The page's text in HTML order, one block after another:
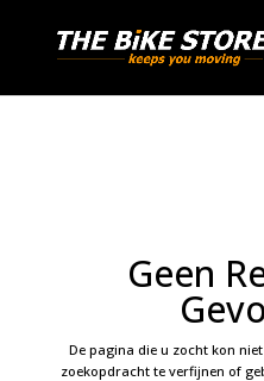
Geen
De pagina die u zocht kon
zoekopdracht te verfijnen of